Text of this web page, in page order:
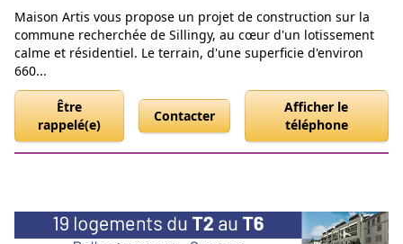
Maison Artis vous propose un projet de construction sur la
commune recherchée de Sillingy, au cœur d'un lotissement
calme et résidentiel. Le terrain, d'une superficie d'environ
660...
Être
rappelé(e)
Contacter
Afficher le
téléphone